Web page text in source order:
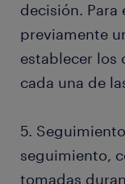
decisión. Para
previamente
establecer los
cada una de
5.
seguimiento,
tomadas